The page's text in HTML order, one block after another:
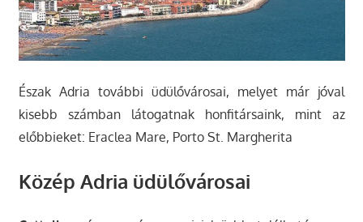
Észak Adria további üdülővárosai, melyet már jóval
kisebb számban látogatnak honfitársaink, mint az
előbbieket: Eraclea Mare, Porto St. Margherita
Közép Adria üdülővárosai